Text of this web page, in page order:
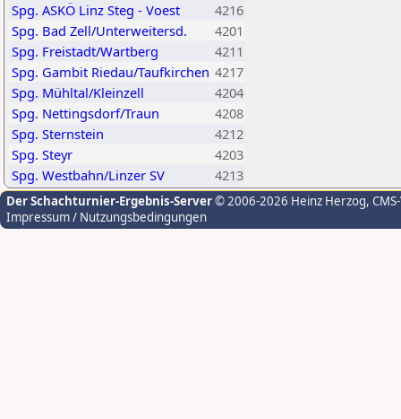
Spg. ASKÖ Linz Steg - Voest
4216
Spg. Bad Zell/Unterweitersd.
4201
Spg. Freistadt/Wartberg
4211
Spg. Gambit Riedau/Taufkirchen 4217
Spg. Mühltal/Kleinzell
4204
Spg. Nettingsdorf/Traun
4208
Spg. Sternstein
4212
Spg. Steyr
4203
Spg. Westbahn/Linzer SV
4213
Der Schachturnier-Ergebnis-Server© 2006-2026 Heinz Herzog,
Impressum / Nutzungsbedingungen